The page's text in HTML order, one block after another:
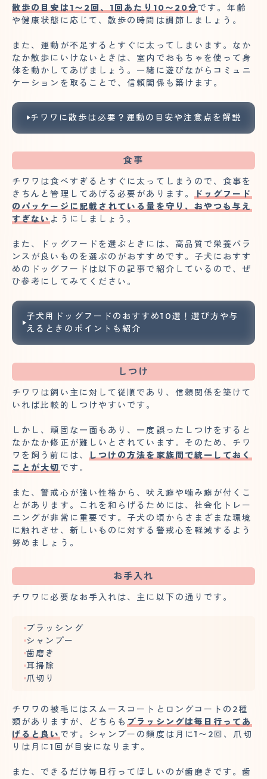
散歩の目安は1〜2回、1回あたり10〜20分です。年齢
や健康状態に応じて、散歩の時間は調節しましょう。
また、運動が不足するとすぐに太ってしまいます。なか
なか散歩にいけないときは、室内でおもちゃを使って身
体を動かしてあげましょう。一緒に遊びながらコミュニ
ケーションを取ることで、信頼関係も築けます。
チワワに散歩は必要？運動の目安や注意点を解説
食事
チワワは食べすぎるとすぐに太ってしまうので、食事を
きちんと管理してあげる必要があります。
ドッグフード
のパッケージに記載されている量を守り、おやつも与え
すぎない ようにしましょう。
また、ドッグフードを選ぶときには、高品質で栄養バラ
ンスが良いものを選ぶのがおすすめです。子犬におすす
めのドッグフードは以下の記事で紹介しているので、ぜ
ひ参考にしてみてください。
子犬用ドッグフードのおすすめ10選！選び方や与
えるときのポイントも紹介
しつけ
チワワは飼い主に対して従順であり、信頼関係を築けて
いれば比較的しつけやすいです。
しかし、頑固な一面もあり、一度誤ったしつけをすると
なかなか修正が難しいとされています。そのため、チワ
ワを飼う前には、
しつけの方法を家族間で統一しておく
ことが大切 です。
また、警戒心が強い性格から、吠え癖や噛み癖が付くこ
とがあります。これを和らげるためには、社会化トレー
ニングが非常に重要です。子犬の頃からさまざまな環境
に触れさせ、新しいものに対する警戒心を軽減するよう
努めましょう。
お手入れ
チワワに必要なお手入れは、主に以下の通りです。
ブラッシング
シャンプー
歯磨き
耳掃除
爪切り
チワワの被毛にはスムースコートとロングコートの2種
類がありますが、どちらも ブラッシングは毎日行ってあ
げると良い です。シャンプーの頻度は月に1〜2回、爪切
りは月に1回が目安になります。
また、できるだけ毎日行ってほしいのが歯磨きです。歯